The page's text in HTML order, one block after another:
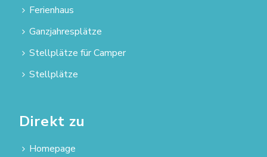
Ferienhaus
Ganzjahresplätze
Stellplätze für Camper
Stellplätze
Direkt zu
Homepage